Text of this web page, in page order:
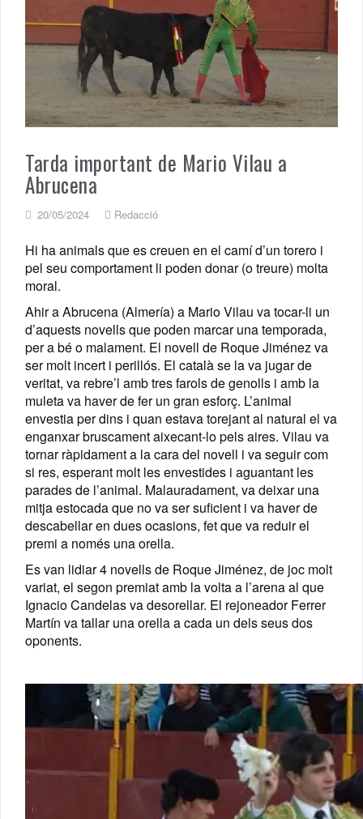
Tarda important de Mario Vilau a
Abrucena
20/05/2024 Redacció
Hi ha animals que es creuen en el camí d’un torero i
pel seu comportament li poden donar (o treure) molta
moral.
Ahir a Abrucena (Almería) a Mario Vilau va tocar-li un
d’aquests novells que poden marcar una temporada,
per a bé o malament. El novell de Roque Jiménez va
ser molt incert i perillós. El català se la va jugar de
veritat, va rebre’l amb tres farols de genolls i amb la
muleta va haver de fer un gran esforç. L’animal
envestia per dins i quan estava torejant al natural el va
enganxar bruscament aixecant-lo pels aires. Vilau va
tornar ràpidament a la cara del novell i va seguir com
si res, esperant molt les envestides i aguantant les
parades de l’animal. Malauradament, va deixar una
mitja estocada que no va ser suficient i va haver de
descabellar en dues ocasions, fet que va reduir el
premi a només una orella.
Es van lidiar 4 novells de Roque Jiménez, de joc molt
variat, el segon premiat amb la volta a l’arena al que
Ignacio Candelas va desorellar. El rejoneador Ferrer
Martín va tallar una orella a cada un dels seus dos
oponents.